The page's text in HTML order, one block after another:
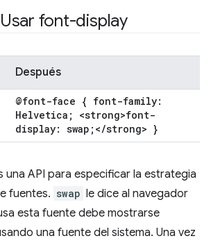
Usar font-display
Después
@font-face { font-family:
Helvetica; <strong>font-
display: swap;</strong> }
una API para especificar la estrategia
fuentes. swap le dice al navegador
esta fuente debe mostrarse
una fuente del sistema. Una vez